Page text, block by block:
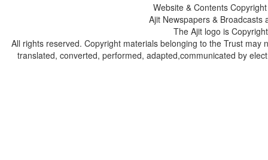
Website & Contents
Ajit Newspapers &
The Ajit logo is
All rights reserved. Copyright materials belonging to the Trust
translated, converted, performed, adapted,communicated by